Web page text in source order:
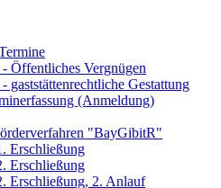
Öffentliches Vergnügen
gaststättenrechtliche Gestattung
(Anmeldung)
"BayGibitR"
Erschließung
Erschließung
Erschließung, 2. Anlauf